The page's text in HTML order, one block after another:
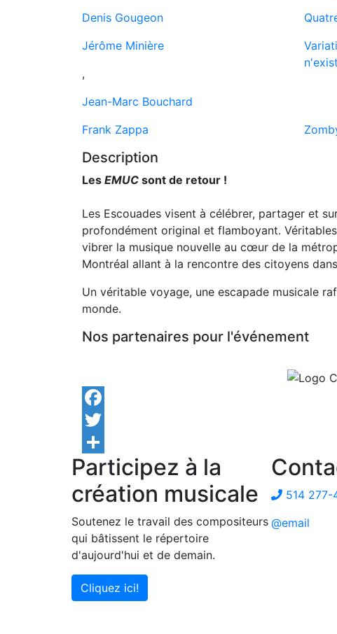
Denis Gougeon
Jérôme Minière
,
Jean-Marc Bouchard
Frank Zappa
Description
Les EMUC sont de retour !
Les Escouades visent à célébrer, partager et
profondément original et flamboyant.
vibrer la musique nouvelle au cœur de la
Montréal allant à la rencontre des citoyens
Un véritable voyage, une escapade musicale
monde.
Nos partenaires pour l'événement
Facebook
Twitter
Share
Participez à la
création musicale
Soutenez le travail des compositeurs
qui bâtissent le répertoire
d'aujourd'hui et de demain.
Cliquez ici!
514 277-
@email